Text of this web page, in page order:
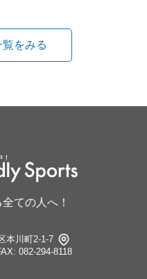
をみる
ての人へ！
本川町2-1-7
082-294-8118